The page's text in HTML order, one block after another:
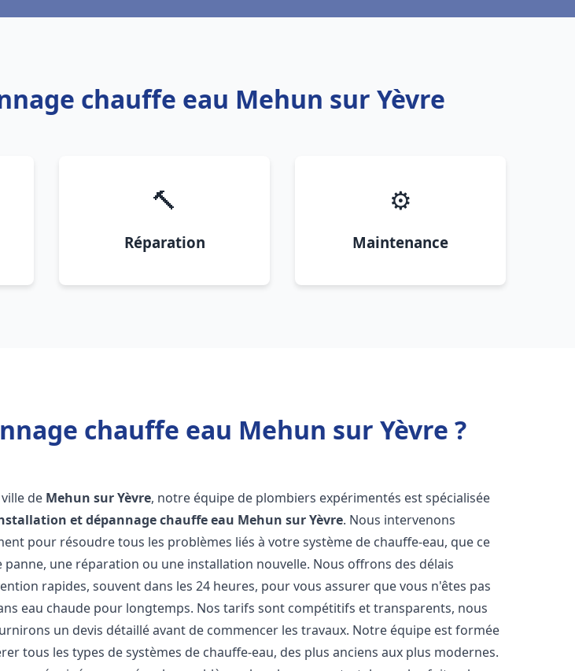
chauffe eau Mehun sur Yèvre
🔨
Réparation
⚙️
Maintenance
chauffe eau Mehun sur Yèvre ?
de Mehun sur Yèvre, notre équipe de plombiers expérimentés est spécialisée
et dépannage chauffe eau Mehun sur Yèvre. Nous intervenons
pour résoudre tous les problèmes liés à votre système de chauffe-eau, que ce
panne, une réparation ou une installation nouvelle. Nous offrons des délais
rapides, souvent dans les 24 heures, pour vous assurer que vous n'êtes pas
eau chaude pour longtemps. Nos tarifs sont compétitifs et transparents, nous
un devis détaillé avant de commencer les travaux. Notre équipe est formée
tous les types de systèmes de chauffe-eau, des plus anciens aux plus modernes.